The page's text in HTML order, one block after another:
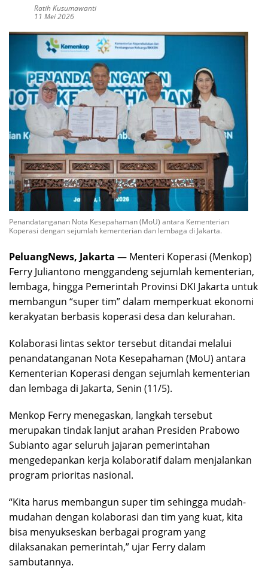
Ratih Kusumawanti
11 Mei 2026
Penandatanganan Nota Kesepahaman (MoU) antara Kementerian
Koperasi dengan sejumlah kementerian dan lembaga di Jakarta.
PeluangNews, Jakarta — Menteri Koperasi (Menkop)
Ferry Juliantono menggandeng sejumlah kementerian,
lembaga, hingga Pemerintah Provinsi DKI Jakarta untuk
membangun “super tim” dalam memperkuat ekonomi
kerakyatan berbasis koperasi desa dan kelurahan.
Kolaborasi lintas sektor tersebut ditandai melalui
penandatanganan Nota Kesepahaman (MoU) antara
Kementerian Koperasi dengan sejumlah kementerian
dan lembaga di Jakarta, Senin (11/5).
Menkop Ferry menegaskan, langkah tersebut
merupakan tindak lanjut arahan Presiden Prabowo
Subianto agar seluruh jajaran pemerintahan
mengedepankan kerja kolaboratif dalam menjalankan
program prioritas nasional.
“Kita harus membangun super tim sehingga mudah-
mudahan dengan kolaborasi dan tim yang kuat, kita
bisa menyukseskan berbagai program yang
dilaksanakan pemerintah,” ujar Ferry dalam
sambutannya.